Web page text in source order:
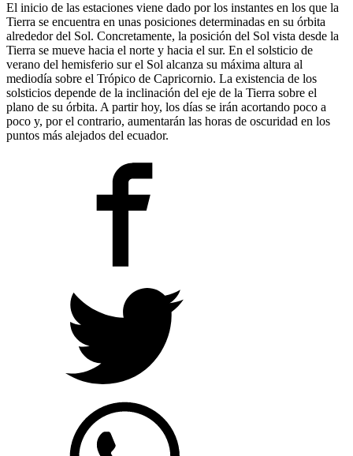
El inicio de las estaciones viene dado por los instantes en los que la
Tierra se encuentra en unas posiciones determinadas en su órbita
alrededor del Sol. Concretamente, la posición del Sol vista desde la
Tierra se mueve hacia el norte y hacia el sur. En el solsticio de
verano del hemisferio sur el Sol alcanza su máxima altura al
mediodía sobre el Trópico de Capricornio. La existencia de los
solsticios depende de la inclinación del eje de la Tierra sobre el
plano de su órbita. A partir hoy, los días se irán acortando poco a
poco y, por el contrario, aumentarán las horas de oscuridad en los
puntos más alejados del ecuador.